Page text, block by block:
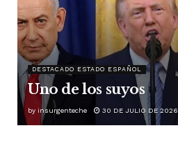
DESTACADO ESTADO ESPAÑOL
Uno de los suyos
by insurgenteche 30 DE JULIO DE 2026